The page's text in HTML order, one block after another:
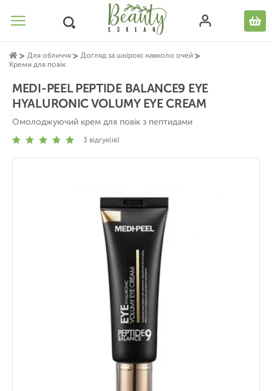
Для обличчя
Догляд за шкірою навколо очей
Креми для повік
MEDI-PEEL PEPTIDE BALANCE9 EYE
HYALURONIC VOLUMY EYE CREAM
Омолоджуючий крем для повік з пептидами
3 відгук(ів)